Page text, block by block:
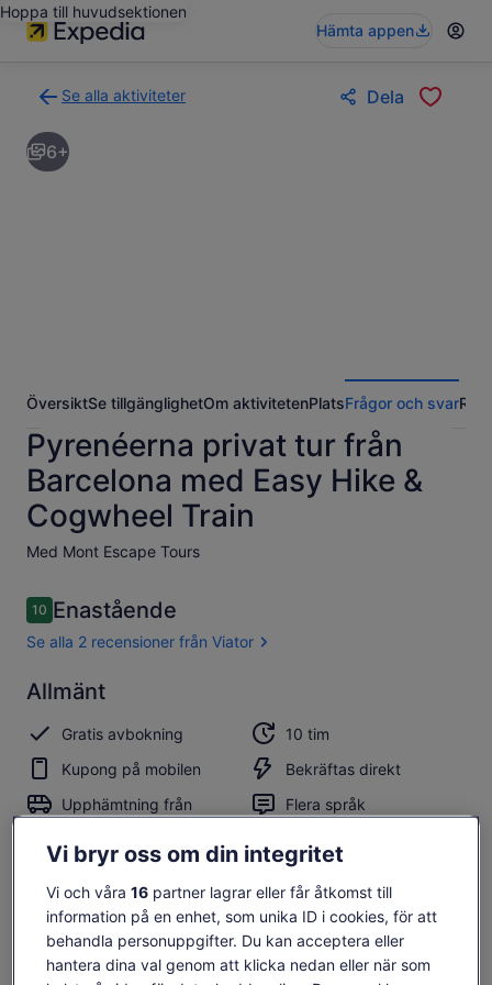
Hoppa till huvudsektionen
Hämta appen
Se alla aktiviteter
tillbaka
till
resultatsidan
Dela
6+
ÖversiktSe tillgänglighetOm aktivitetenPlatsFrågor och svar
Pyrenéerna privat tur från
Barcelona med Easy Hike &
Cogwheel Train
Med Mont Escape Tours
Recensioner
1010 av 10,
Enastående
Se alla 2 recensioner från Viator
10.010.0 av 10
Enastående
Se alla 2
recensioner
från Viator
Allmänt
Gratis avbokning
10 tim
Kupong på mobilen
Bekräftas direkt
Upphämtning från
utvalda hotell
Flera språk
Översikt
Ge dig ut på den här guidade privata rundturen till den
autentiska Pyrenéernas nationalpark. Upplev en äkta
Pyrenéupplevelse borta från folkmassorna. Ta det
fantastiska Cogwheel-tåget till Nuria-dalen med sin
Vi bryr oss om din integritet
Vi och våra 16partner lagrar eller får åtkomst till
information på en enhet, som unika ID i cookies, för att
behandla personuppgifter. Du kan acceptera eller
hantera dina val genom att klicka nedan eller när som